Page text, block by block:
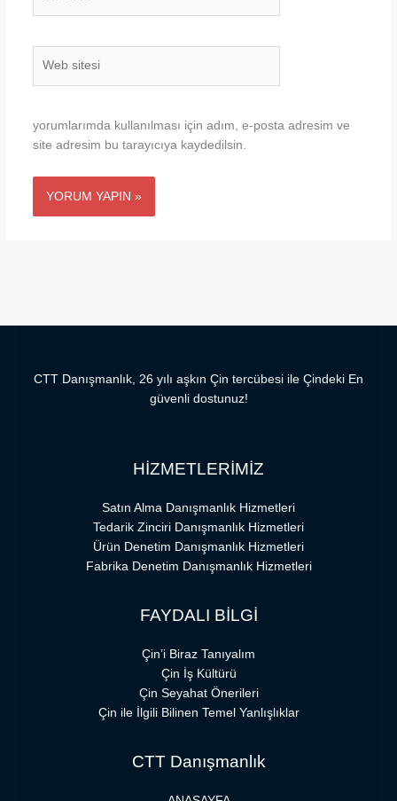
Posta*
yorumlarımda kullanılması için adım, e-posta adresim ve
site adresim bu tarayıcıya kaydedilsin.
CTT Danışmanlık, 26 yılı aşkın Çin tercübesi ile Çindeki En
güvenli dostunuz!
HİZMETLERİMİZ
Satın Alma Danışmanlık Hizmetleri
Tedarik Zinciri Danışmanlık Hizmetleri
Ürün Denetim Danışmanlık Hizmetleri
Fabrika Denetim Danışmanlık Hizmetleri
FAYDALI BİLGİ
Çin’i Biraz Tanıyalım
Çin İş Kültürü
Çin Seyahat Önerileri
Çin ile İlgili Bilinen Temel Yanlışlıklar
CTT Danışmanlık